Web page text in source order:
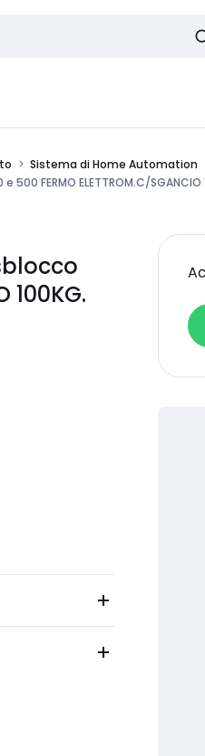
Sistema di Home Automation
FERMO ELETTROM.C/SGANCIO
100KG.